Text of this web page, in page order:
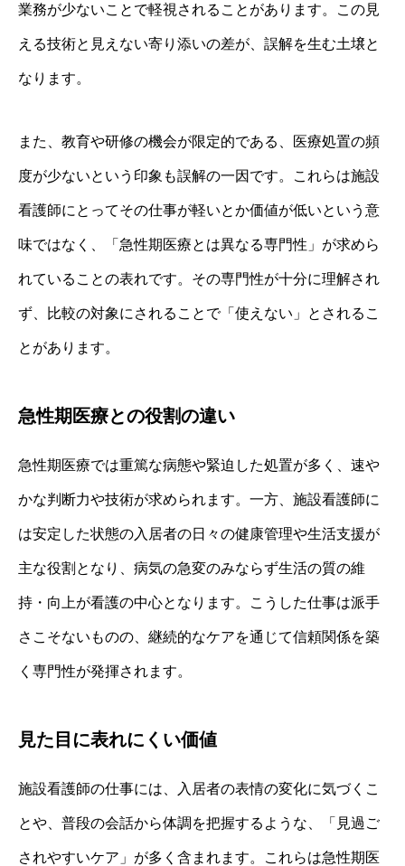
業務が少ないことで軽視されることがあります。この見
える技術と見えない寄り添いの差が、誤解を生む土壌と
なります。
また、教育や研修の機会が限定的である、医療処置の頻
度が少ないという印象も誤解の一因です。これらは施設
看護師にとってその仕事が軽いとか価値が低いという意
味ではなく、「急性期医療とは異なる専門性」が求めら
れていることの表れです。その専門性が十分に理解され
ず、比較の対象にされることで「使えない」とされるこ
とがあります。
急性期医療との役割の違い
急性期医療では重篤な病態や緊迫した処置が多く、速や
かな判断力や技術が求められます。一方、施設看護師に
は安定した状態の入居者の日々の健康管理や生活支援が
主な役割となり、病気の急変のみならず生活の質の維
持・向上が看護の中心となります。こうした仕事は派手
さこそないものの、継続的なケアを通じて信頼関係を築
く専門性が発揮されます。
見た目に表れにくい価値
施設看護師の仕事には、入居者の表情の変化に気づくこ
とや、普段の会話から体調を把握するような、「見過ご
されやすいケア」が多く含まれます。これらは急性期医